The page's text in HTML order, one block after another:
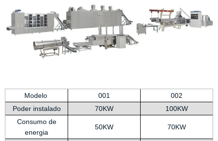
Modelo 001
002
Poder instalado
70KW
100KW
Consumo de
energia
50KW 70KW